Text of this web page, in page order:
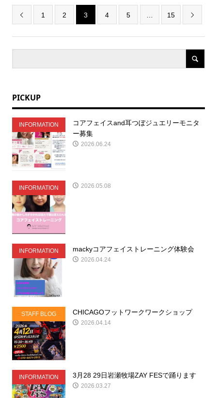
 1 2 3 4 5 15 
PICKUP
INFORMATION
コアフェイスand耳つぼジュエリーモニタ
ー募集
2026.06.24
INFORMATION 2026.05.08
INFORMATION mackyコアフェイストレーニング体験会
2026.04.24
STAFF BLOG CHICAGOフットワークワークショップ
2026.04.14
INFORMATION 3月28 29日岩瀬牧場ZAY FESで踊ります
2026.03.27